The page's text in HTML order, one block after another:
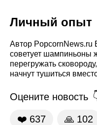
Личный опыт
Автор PopcornNews.ru
советует шампиньоны
перегружать
начнут тушиться
Оцените новость
❤️ 637 🙏 102